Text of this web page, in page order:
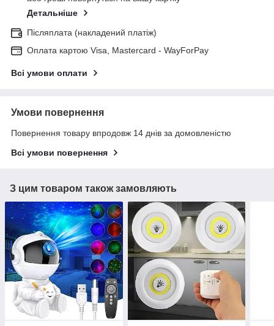
Детальніше
Післяплата (накладений платіж)
Оплата картою Visa, Mastercard - WayForPay
Всі умови оплати
Умови повернення
Повернення товару впродовж 14 днів за домовленістю
Всі умови повернення
З цим товаром також замовляють